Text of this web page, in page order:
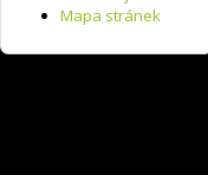
Mapa stránek